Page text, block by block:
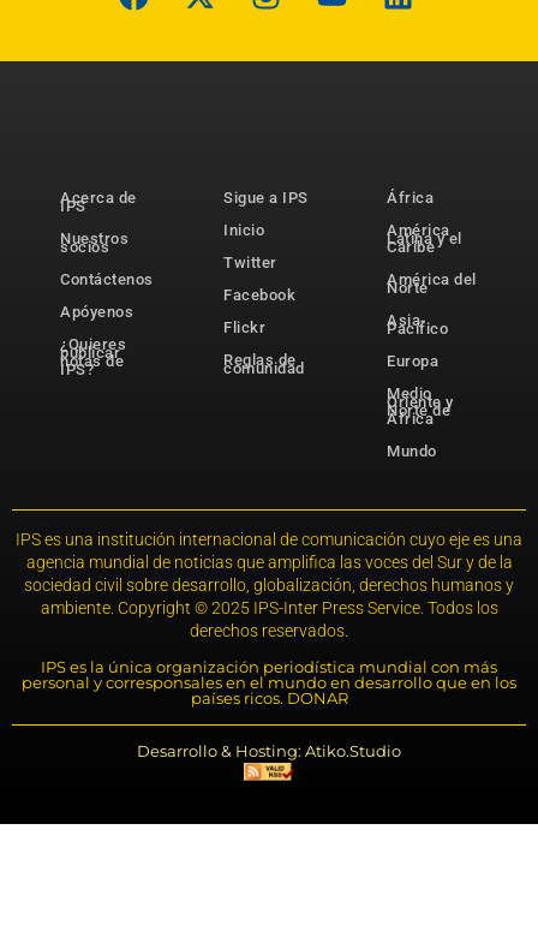
Acerca de
IPS
Nuestros
socios
Contáctenos
Apóyenos
¿Quieres
publicar
notas de
IPS?
Sigue a IPS
Inicio
Twitter
Facebook
Flickr
Reglas de
comunidad
África
América
Latina y el
Caribe
América del
Norte
Asia-
Pacífico
Europa
Medio
Oriente y
Norte de
África
Mundo
IPS es una institución internacional de comunicación cuyo eje es una
agencia mundial de noticias que amplifica las voces del Sur y de la
sociedad civil sobre desarrollo, globalización, derechos humanos y
ambiente. Copyright © 2025 IPS-Inter Press Service. Todos los
derechos reservados.
IPS es la única organización periodística mundial con más
personal y corresponsales en el mundo en desarrollo que en los
países ricos. DONAR
Desarrollo & Hosting: Atiko.Studio